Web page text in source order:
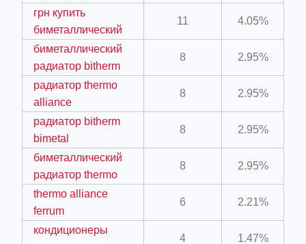
crew-neck-navy-blue/
feed-calculator
co-work?lat=37.49813&lng=127.0284&zoom=16
shredder-plant-equipment/scrap-shredder-fabrication
грн купить
биметаллический
11 4.05%
биметаллический
радиатор bitherm
8 2.95%
радиатор thermo
alliance
8 2.95%
радиатор bitherm
bimetal
8 2.95%
биметаллический
радиатор thermo
8 2.95%
thermo alliance
ferrum
6 2.21%
кондиционеры
4 1.47%